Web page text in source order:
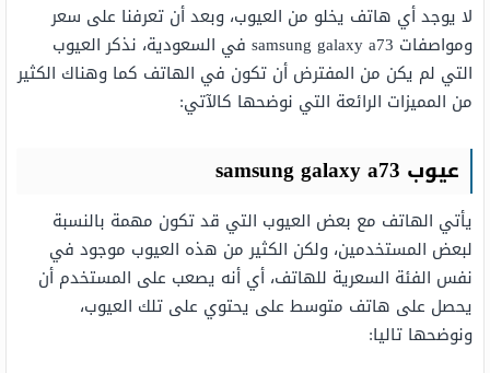
لا يوجد أي هاتف يخلو من العيوب، وبعد أن تعرفنا على سعر
ومواصفات samsung galaxy a73 في السعودية، نذكر العيوب
التي لم يكن من المفترض أن تكون في الهاتف كما وهناك الكثير
من المميزات الرائعة التي نوضحها كالآتي:
عيوب samsung galaxy a73
يأتي الهاتف مع بعض العيوب التي قد تكون مهمة بالنسبة
لبعض المستخدمين، ولكن الكثير من هذه العيوب موجود في
نفس الفئة السعرية للهاتف، أي أنه يصعب على المستخدم أن
يحصل على هاتف متوسط على يحتوي على تلك العيوب،
ونوضحها تاليا: